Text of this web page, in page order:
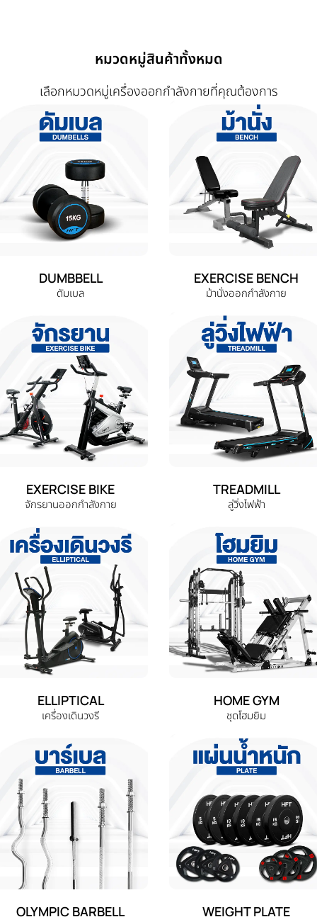
หมวดหมู่สินค้าทั้งหมด
เลือกหมวดหมู่เครื่องออกกำลังกายที่คุณต้องการ
DUMBBELL
ดัมเบล
EXERCISE BENCH
ม้านั่งออกกำลังกาย
EXERCISE BIKE
จักรยานออกกำลังกาย
TREADMILL
ลู่วิ่งไฟฟ้า
ELLIPTICAL
เครื่องเดินวงรี
HOME GYM
ชุดโฮมยิม
OLYMPIC BARBELL WEIGHT PLATE